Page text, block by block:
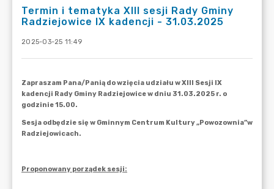
Termin i tematyka XIII sesji Rady Gminy
Radziejowice IX kadencji - 31.03.2025
2025-03-25 11:49